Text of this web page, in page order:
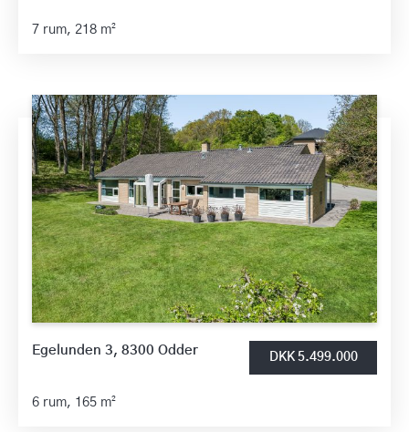
7 rum, 218 m²
Egelunden 3, 8300 Odder DKK 5.499.000
6 rum, 165 m²